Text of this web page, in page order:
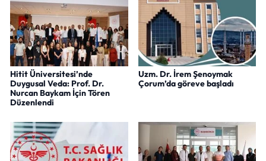
Hitit Üniversitesi’nde
Duygusal Veda: Prof. Dr.
Nurcan Baykam İçin Tören
Düzenlendi
Uzm. Dr. İrem Şenoymak
Çorum’da göreve başladı